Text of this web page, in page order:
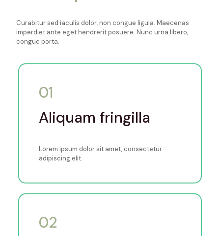
Curabitur sed iaculis dolor, non congue ligula. Maecenas
imperdiet ante eget hendrerit posuere. Nunc urna libero,
congue porta.
01
Aliquam fringilla
Lorem ipsum dolor sit amet, consectetur
adipiscing elit.
02